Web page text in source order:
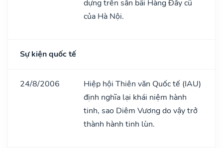
dựng trên sân bãi Hàng Đẫy cũ
của Hà Nội.
Sự kiện quốc tế
24/8/2006
Hiệp hội Thiên văn Quốc tế (IAU)
định nghĩa lại khái niệm hành
tinh, sao Diêm Vương do vậy trở
thành hành tinh lùn.